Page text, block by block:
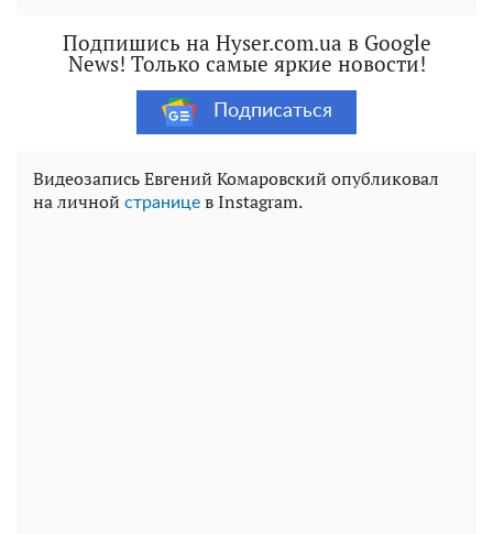
Подпишись на Hyser.com.ua в Google
News! Только самые яркие новости!
Подписаться
Видеозапись Евгений Комаровский опубликовал
на личной странице в Instagram.